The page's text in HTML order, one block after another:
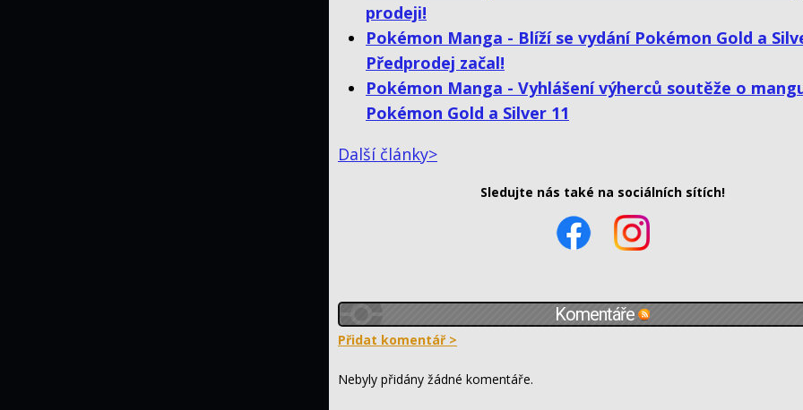
prodeji!
Pokémon Manga - Blíží se vydání Pokémon Gold a
Předprodej začal!
Pokémon Manga - Vyhlášení výherců soutěže o
Pokémon Gold a Silver 11
Další články>
Sledujte nás také na sociálních sítích!
Komentáře
Přidat komentář >
Nebyly přidány žádné komentáře.